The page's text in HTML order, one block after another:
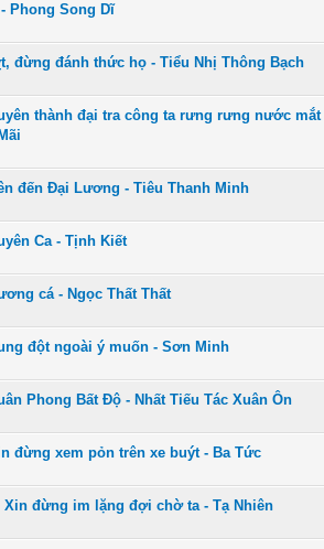
Phong Song Dĩ
- 0 vượt quá 5 sao
1234 5
đừng đánh thức họ - Tiểu Nhị Thông Bạch
- 0 vượt quá 5 sao
123 45
thành đại tra công ta rưng rưng nước
- 0 vượt quá 5 sao
đến Đại Lương - Tiêu Thanh Minh
- 0 vượt quá 5 sao
1 2345
Ca - Tịnh Kiết
- 0 vượt quá 5 sao
1 234 5
cá - Ngọc Thất Thất
- 0 vượt quá 5 sao
12345
đột ngoài ý muốn - Sơn Minh
- 0 vượt quá 5 sao
12345
Phong Bất Độ - Nhất Tiếu Tác Xuân Ôn
- 0 vượt quá 5 sao
1 234 5
đừng xem pỏn trên xe buýt - Ba Tức
- 0 vượt quá 5 sao
12345
Xin đừng im lặng đợi chờ ta - Tạ Nhiên
- 0 vượt quá 5 sao
1 23 45